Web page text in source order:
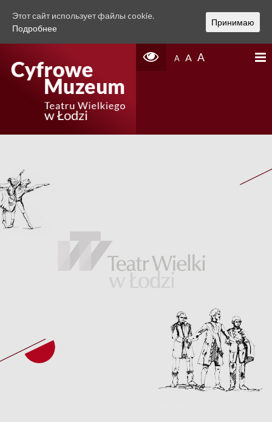
A A A
Этот сайт использует файлы cookie.
Подробнее
Принимаю